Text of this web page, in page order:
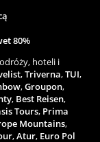
80%
hoteli i
,Triverna,TUI,
,Groupon,
, Best Reisen,
Tours, Prima
Mountains,
,Atur, Euro Pol